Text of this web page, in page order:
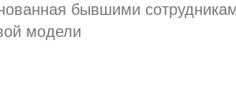
бывшими
модели